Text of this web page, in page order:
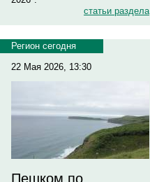
статьи раздела
Регион сегодня
22 Мая 2026, 13:30
Пешком по